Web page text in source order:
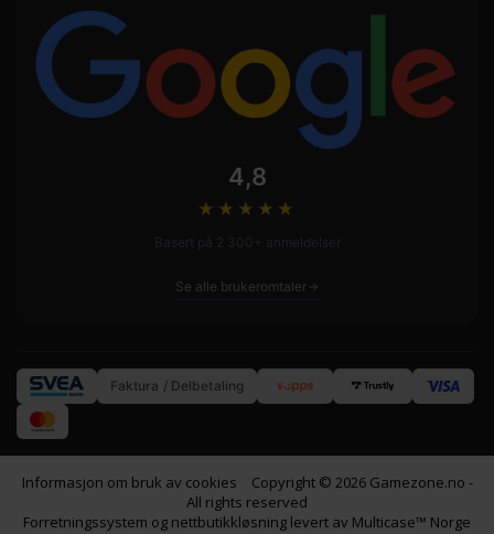
4,8
★★★★ ★
Se alle brukeromtaler
Faktura / Delbetaling
Informasjon om bruk av cookies
Copyright © 2026 Gamezone.no -
All rights reserved
Forretningssystem og nettbutikkløsning levert av Multicase™ Norge